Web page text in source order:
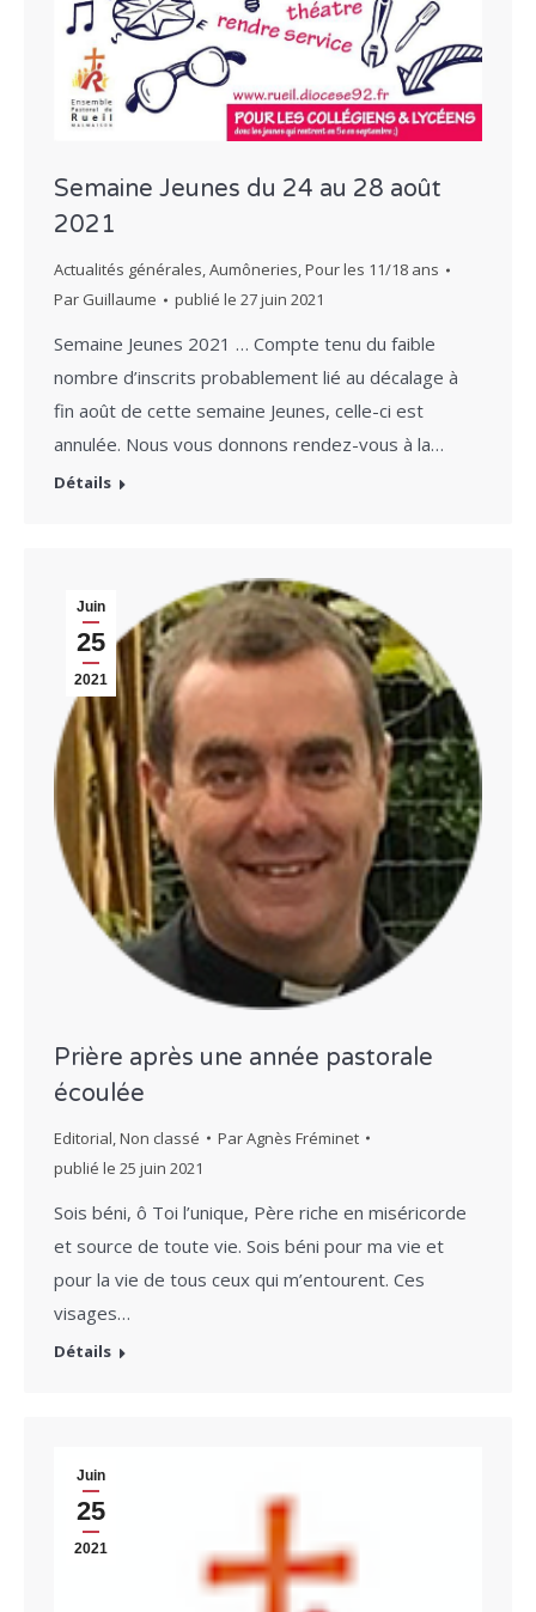
Semaine Jeunes du 24 au 28 août
2021
Actualités générales,Aumôneries,Pour les 11/18 ans
Par Guillaume publié le 27 juin 2021
Semaine Jeunes 2021 … Compte tenu du faible
nombre d’inscrits probablement lié au décalage à
fin août de cette semaine Jeunes, celle-ci est
annulée. Nous vous donnons rendez-vous à la…
Détails
Juin
25
2021
Prière après une année pastorale
écoulée
Editorial,Non classé ParAgnès Fréminet
publié le 25 juin 2021
Sois béni, ô Toi l’unique, Père riche en miséricorde
et source de toute vie. Sois béni pour ma vie et
pour la vie de tous ceux qui m’entourent. Ces
visages…
Détails
Juin
25
2021